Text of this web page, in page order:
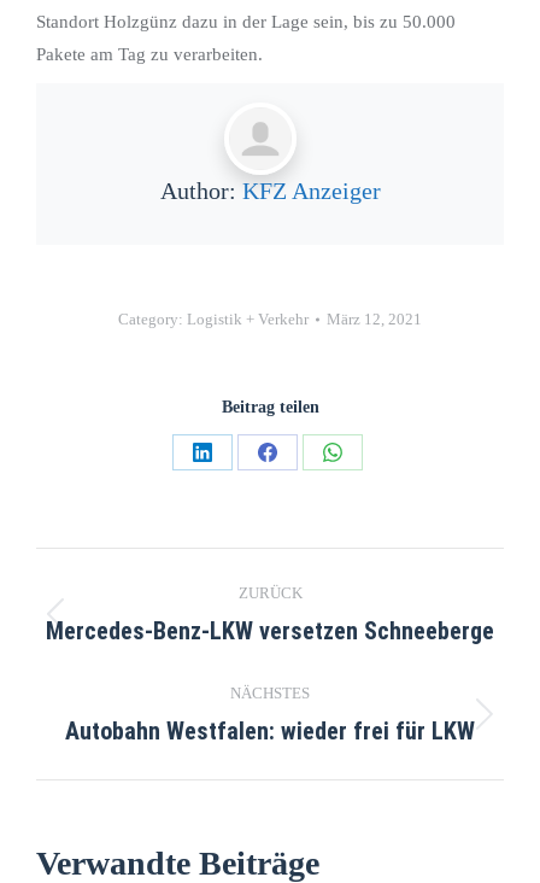
Standort Holzgünz dazu in der Lage sein, bis zu 50.000
Pakete am Tag zu verarbeiten.
Author: KFZ Anzeiger
Category: Logistik + Verkehr März 12, 2021
Beitrag teilen
ZURÜCK
Mercedes-Benz-LKW versetzen Schneeberge
NÄCHSTES
Autobahn Westfalen: wieder frei für LKW
Verwandte Beiträge